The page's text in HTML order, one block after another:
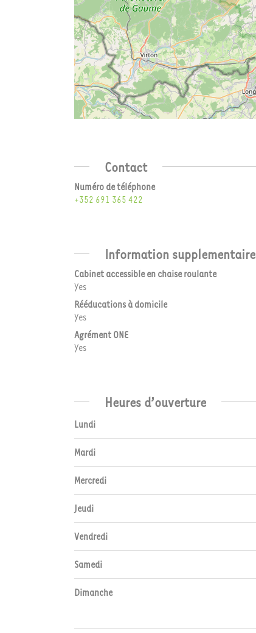
Contact
Numéro de téléphone
+352 691 365 422
Information supplementaire
Cabinet accessible en chaise roulante
Yes
Rééducations à domicile
Yes
Agrément ONE
Yes
Heures d’ouverture
Lundi
Mardi
Mercredi
Jeudi
Vendredi
Samedi
Dimanche